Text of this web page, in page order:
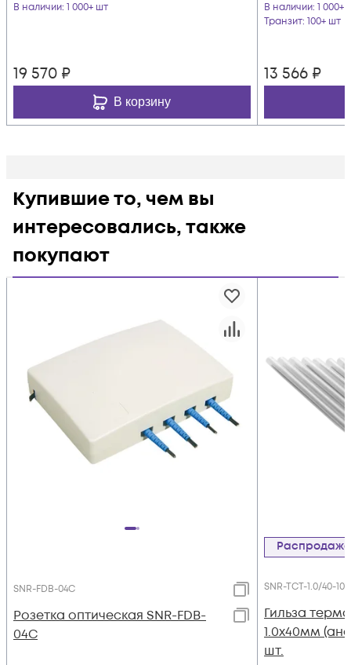
В наличии: 1 000+ шт
19 570 ₽
В корзину
В наличии: 1 000+
Транзит: 100+ шт
13 566 ₽
Купившие то, чем вы
интересовались, также
покупают
SNR-FDB-04C
Розетка оптическая SNR-FDB-
04C
Распродажа
SNR-TCT-1.0/40-100
Гильза
1.0х40мм
шт.